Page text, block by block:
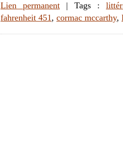
Lien permanent | Tags :
fahrenheit 451, cormac mccarthy,